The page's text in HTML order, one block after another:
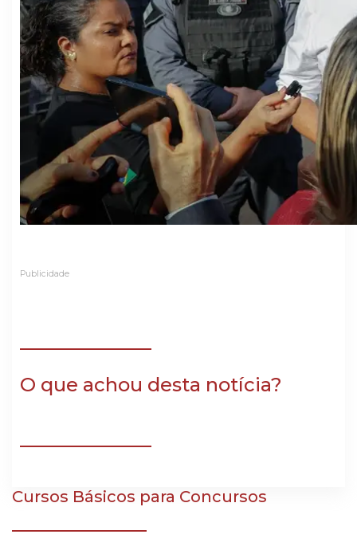
Publicidade
O que achou desta notícia?
Cursos Básicos para Concursos